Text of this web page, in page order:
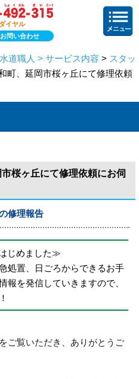
イヤル
問い合わせ
道職人 > サービス内容 > スタッ
町、延岡市桜ヶ丘にて修理依頼
桜ヶ丘にて修理依頼にお伺
修理報告
じめました≫
処置、日ごろからできるお手
報を発信していきますので、
ご覧いただき、ありがとうご